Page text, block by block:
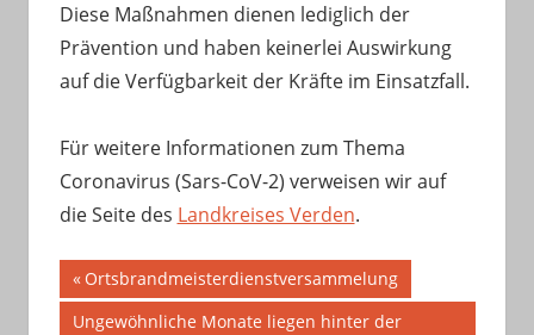
Diese Maßnahmen dienen lediglich der
Prävention und haben keinerlei Auswirkung
auf die Verfügbarkeit der Kräfte im Einsatzfall.
Für weitere Informationen zum Thema
Coronavirus (Sars-CoV-2) verweisen wir auf
die Seite des Landkreises Verden.
Beitragsnavigation
Vorheriger
Beitrag:
Ortsbrandmeisterdienstversammelung
Nächster
Ungewöhnliche Monate liegen hinter der